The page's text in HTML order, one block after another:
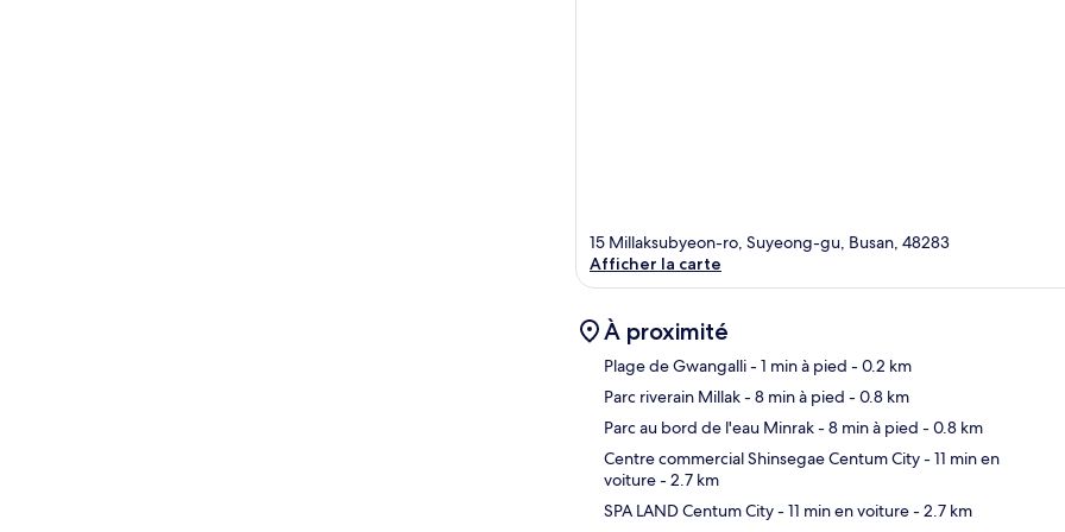
15 Millaksubyeon-ro, Suyeong-gu, Busan, 48283
Afficher la carte
À proximité
Plage de Gwangalli- 1 min à pied - 0.2 km
Parc riverain Millak- 8 min à pied - 0.8 km
Parc au bord de l'eau Minrak- 8 min à pied - 0.8 km
Centre commercial Shinsegae Centum City- 11 min en
voiture- 2.7 km
SPA LAND Centum City- 11 min en voiture- 2.7 km